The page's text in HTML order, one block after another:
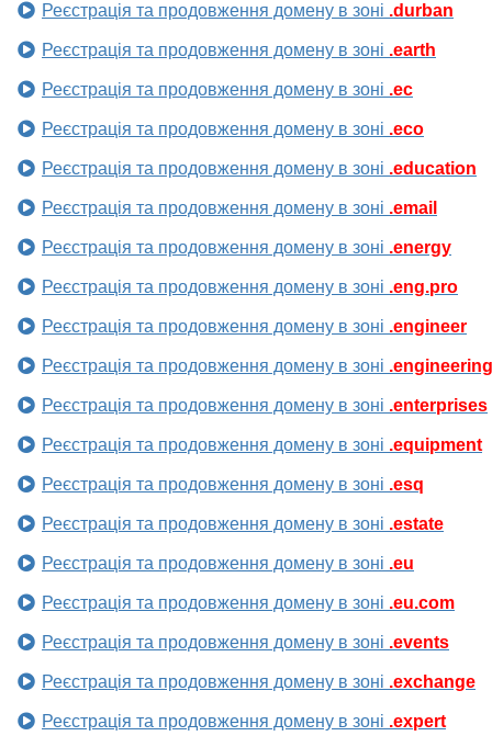
Реєстрація та продовження домену в зоні .durban
Реєстрація та продовження домену в зоні .earth
Реєстрація та продовження домену в зоні .ec
Реєстрація та продовження домену в зоні .eco
Реєстрація та продовження домену в зоні .education
Реєстрація та продовження домену в зоні .email
Реєстрація та продовження домену в зоні .energy
Реєстрація та продовження домену в зоні .eng.pro
Реєстрація та продовження домену в зоні .engineer
Реєстрація та продовження домену в зоні .engineering
Реєстрація та продовження домену в зоні .enterprises
Реєстрація та продовження домену в зоні .equipment
Реєстрація та продовження домену в зоні .esq
Реєстрація та продовження домену в зоні .estate
Реєстрація та продовження домену в зоні .eu
Реєстрація та продовження домену в зоні .eu.com
Реєстрація та продовження домену в зоні .events
Реєстрація та продовження домену в зоні .exchange
Реєстрація та продовження домену в зоні .expert